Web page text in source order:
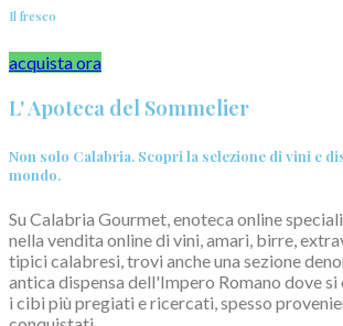
Il fresco
acquista ora
L' Apoteca del Sommelier
Non solo Calabria. Scopri la selezione di vini e
mondo.
Su Calabria Gourmet, enoteca online
nella vendita online di vini, amari, birre,
tipici calabresi, trovi anche una sezione
antica dispensa dell'Impero Romano dove
i cibi più pregiati e ricercati, spesso